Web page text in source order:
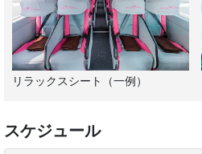
リラックスシート（一例）
スケジュール